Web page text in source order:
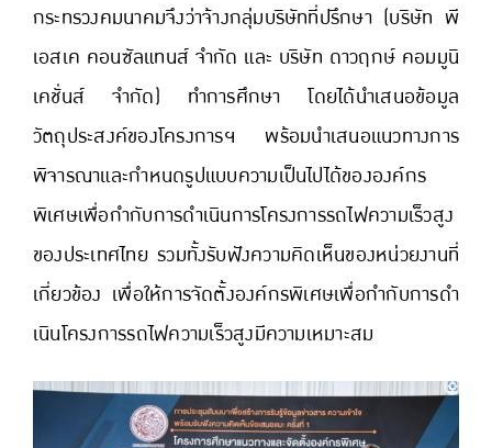
กระทรวงคมนาคมจึงว่าจ้างกลุ่มบริษัทที่ปรึกษา (บริษัท พี
เอสเค คอนซัลแทนส์ จำกัด และ บริษัท ดาวฤกษ์ คอมมูนิ
เคชั่นส์ จำกัด) ทำการศึกษา โดยได้นําเสนอข้อมูล
วัตถุประสงค์ของโครงการฯ พร้อมนําเสนอแนวทางการ
พิจารณาและกําหนดรูปแบบความเป็นไปได้ขององค์กร
พิเศษเพื่อกํากับการดําเนินการโครงการรถไฟความเร็วสูง
ของประเทศไทย รวมทั้งรับฟังความคิดเห็นของหน่วยงานที่
เกี่ยวข้อง เพื่อให้การจัดตั้งองค์กรพิเศษเพื่อกํากับการดํา
เนินโครงการรถไฟความเร็วสูงมีความเหมาะสม